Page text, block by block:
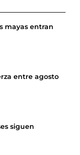
mayas entran
entre agosto
siguen